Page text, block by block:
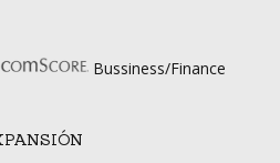
Bussiness/Finance